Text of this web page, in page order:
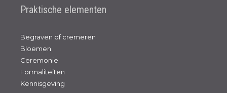
Praktische elementen
Begraven of cremeren
Bloemen
Ceremonie
Formaliteiten
Kennisgeving